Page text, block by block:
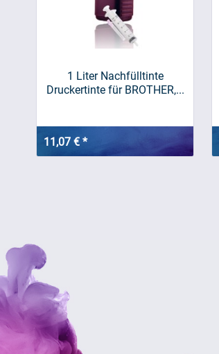
1 Liter Nachfülltinte
Druckertinte für BROTHER,...
11,07 € *